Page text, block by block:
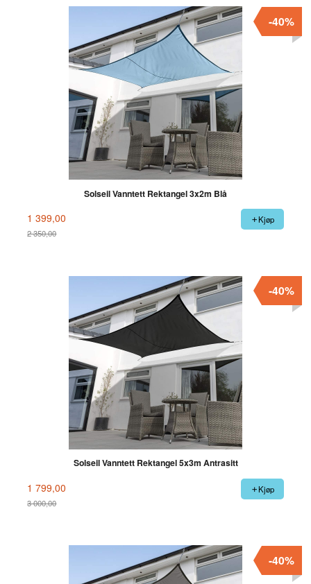
Solseil Vanntett Rektangel 3x2m Blå
1 399,00
2 350,00
-40%
Kjøp
Solseil Vanntett Rektangel 5x3m Antrasitt
1 799,00
3 000,00
-40%
Kjøp
-40%